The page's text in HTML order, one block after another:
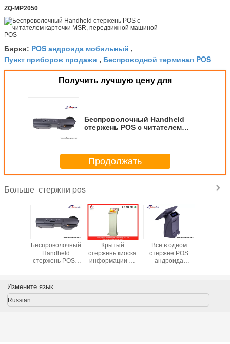
ZQ-MP2050
Бирки: POS андроида мобильный ,
Пункт приборов продажи , Беспроводной терминал POS
Получить лучшую цену для
Беспроволочный Handheld
стержень POS с читателем
Продолжать
Больше стержни pos
Беспроволочный
Handheld
стержень POS с
передвижной
машиной POS
Крытый
стержень киоска
информации об
PCI/POS
Все в одном
стержне POS
андроида
Измените язык
Russian